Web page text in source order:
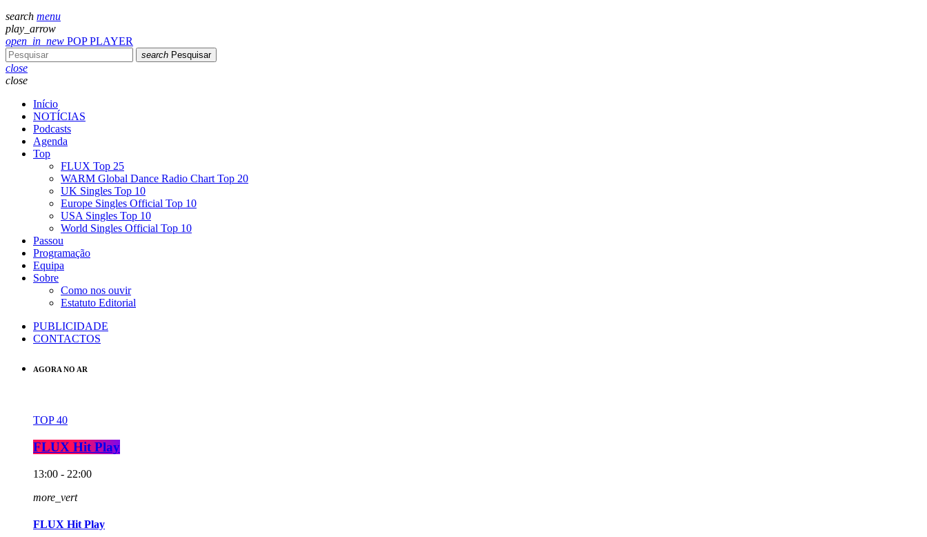
search menu
play_arrow
open_in_new POP PLAYER
search Pesquisar
close
close
Início
NOTÍCIAS
Podcasts
Agenda
Top
FLUX Top 25
WARM Global Dance Radio Chart Top 20
UK Singles Top 10
Europe Singles Official Top 10
USA Singles Top 10
World Singles Official Top 10
Passou
Programação
Equipa
Sobre
Como nos ouvir
Estatuto Editorial
PUBLICIDADE
CONTACTOS
AGORA NO AR
TOP 40
FLUX Hit Play
13:00 - 22:00
more_vert
FLUX Hit Play